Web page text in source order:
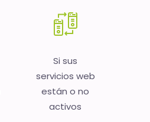
Si sus
servicios web
están o no
activos